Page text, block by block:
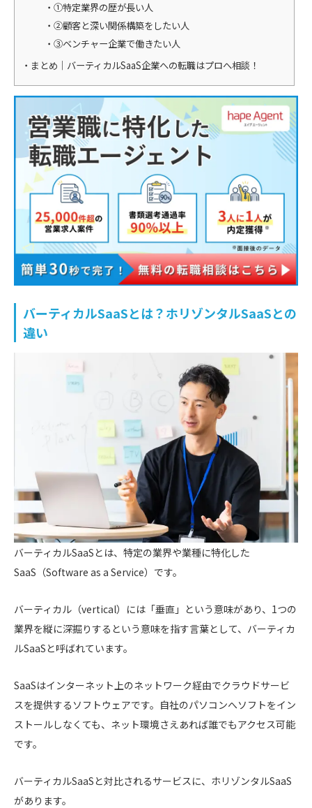
①特定業界の歴が長い人
②顧客と深い関係構築をしたい人
③ベンチャー企業で働きたい人
まとめ｜バーティカルSaaS企業への転職はプロへ相談！
バーティカルSaaSとは？ホリゾンタルSaaSとの
違い
バーティカルSaaSとは、特定の業界や業種に特化した
SaaS（Software as a Service）です。
バーティカル（vertical）には「垂直」という意味があり、1つの
業界を縦に深掘りするという意味を指す言葉として、バーティカ
ルSaaSと呼ばれています。
SaaSはインターネット上のネットワーク経由でクラウドサービ
スを提供するソフトウェアです。自社のパソコンへソフトをイン
ストールしなくても、ネット環境さえあれば誰でもアクセス可能
です。
バーティカルSaaSと対比されるサービスに、ホリゾンタルSaaS
があります。